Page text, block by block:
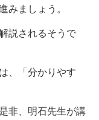
みましょう。
説されるそうで
、「分かりやす
非、明石先生が講